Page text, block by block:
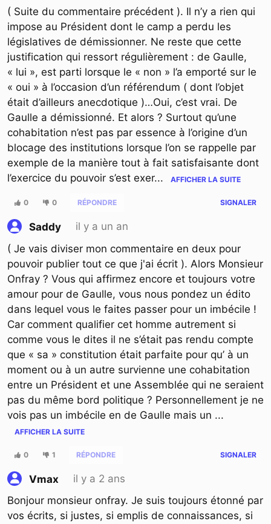
( Suite du commentaire précédent ). Il n’y a rien qui
impose au Président dont le camp a perdu les
législatives de démissionner. Ne reste que cette
justification qui ressort régulièrement : de Gaulle,
« lui », est parti lorsque le « non » l’a emporté sur le
« oui » à l’occasion d’un référendum ( dont l’objet
était d’ailleurs anecdotique )…Oui, c’est vrai. De
Gaulle a démissionné. Et alors ? Surtout qu’une
cohabitation n’est pas par essence à l’origine d’un
blocage des institutions lorsque l’on se rappelle par
exemple de la manière tout à fait satisfaisante dont
l’exercice du pouvoir s’est exer... AFFICHER LA SUITE
0 0 RÉPONDRE SIGNALER
Saddy
il y a un an
( Je vais diviser mon commentaire en deux pour
pouvoir publier tout ce que j'ai écrit ). Alors Monsieur
Onfray ? Vous qui affirmez encore et toujours votre
amour pour de Gaulle, vous nous pondez un édito
dans lequel vous le faites passer pour un imbécile !
Car comment qualifier cet homme autrement si
comme vous le dites il ne s’était pas rendu compte
que « sa » constitution était parfaite pour qu’ à un
moment ou à un autre survienne une cohabitation
entre un Président et une Assemblée qui ne seraient
pas du même bord politique ? Personnellement je ne
vois pas un imbécile en de Gaulle mais un ...
AFFICHER LA SUITE
0 1 RÉPONDRE SIGNALER
Vmax
il y a 2 ans
Bonjour monsieur onfray. Je suis toujours étonné par
vos écrits, si justes, si emplis de connaissances, si